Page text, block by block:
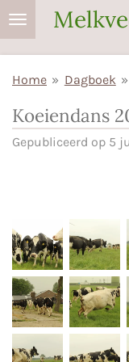
Ga
direct
de
hoofdinhoud
Home » Dagboek »
Koeiendans
Gepubliceerd op 5